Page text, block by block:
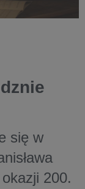
się w
200.